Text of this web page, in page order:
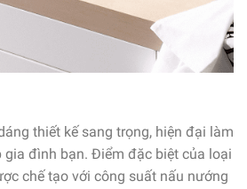
thiết kế sang trọng, hiện đại làm
gia đình bạn. Điểm đặc biệt của loại
chế tạo với công suất nấu nướng